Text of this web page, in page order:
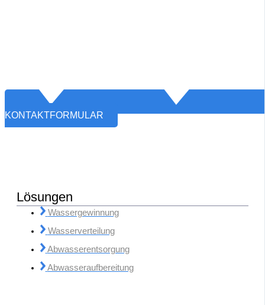
KONTAKTFORMULAR
Lösungen
Wassergewinnung
Wasserverteilung
Abwasserentsorgung
Abwasseraufbereitung